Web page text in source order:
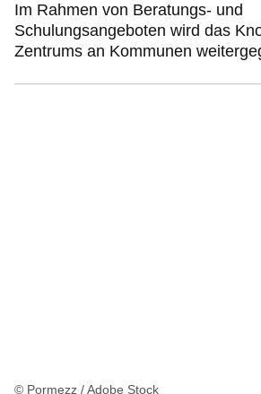
Im Rahmen von Beratungs- und
Schulungsangeboten wird das
Zentrums an Kommunen
© Pormezz / Adobe Stock